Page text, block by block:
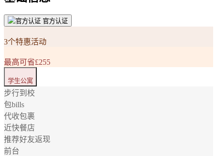
官方认证
3个特惠活动
最高可省£255
学生公寓
步行到校
包bills
代收包裹
近快餐店
推荐好友返现
前台